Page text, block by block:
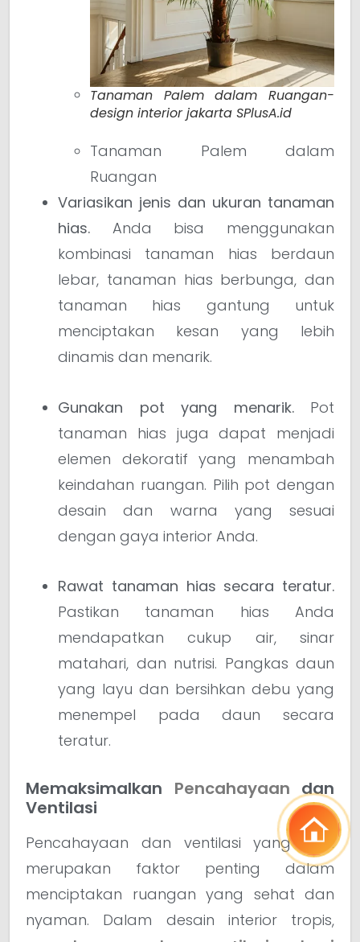
Tanaman Palem dalam Ruangan-
design interior jakarta SPlusA.id
Tanaman Palem dalam
Ruangan
Variasikan jenis dan ukuran tanaman
hias. Anda bisa menggunakan
kombinasi tanaman hias berdaun
lebar, tanaman hias berbunga, dan
tanaman hias gantung untuk
menciptakan kesan yang lebih
dinamis dan menarik.
Gunakan pot yang menarik.Pot
tanaman hias juga dapat menjadi
elemen dekoratif yang menambah
keindahan ruangan. Pilih pot dengan
desain dan warna yang sesuai
dengan gaya interior Anda.
Rawat tanaman hias secara teratur.
Pastikan tanaman hias Anda
mendapatkan cukup air, sinar
matahari, dan nutrisi. Pangkas daun
yang layu dan bersihkan debu yang
menempel pada daun secara
teratur.
Memaksimalkan Pencahayaan dan
Ventilasi
Pencahayaan dan ventilasi yang baik
merupakan faktor penting dalam
menciptakan ruangan yang sehat dan
nyaman. Dalam desain interior tropis,